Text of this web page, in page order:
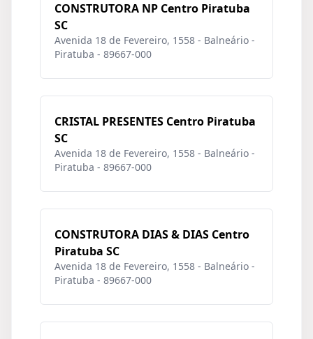
CONSTRUTORA NP Centro Piratuba
SC
Avenida 18 de Fevereiro, 1558 - Balneário -
Piratuba - 89667-000
CRISTAL PRESENTES Centro Piratuba
SC
Avenida 18 de Fevereiro, 1558 - Balneário -
Piratuba - 89667-000
CONSTRUTORA DIAS & DIAS Centro
Piratuba SC
Avenida 18 de Fevereiro, 1558 - Balneário -
Piratuba - 89667-000